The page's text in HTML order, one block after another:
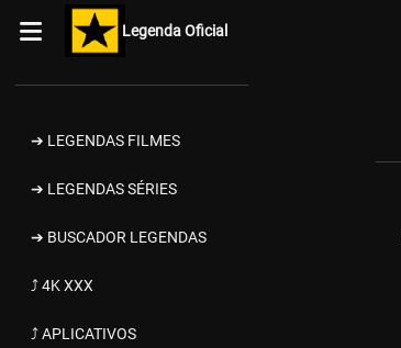
Legenda Oficial
➔ LEGENDAS FILMES
➔ LEGENDAS SÉRIES
➔ BUSCADOR LEGENDAS
⤴ 4K XXX
⤴ APLICATIVOS